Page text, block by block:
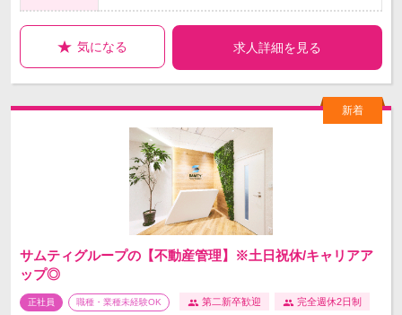
気になる 求人詳細を見る
サムティグループの【不動産管理】※土日祝休/キャリアア
ップ◎
正社員 職種・業種未経験OK 第二新卒歓迎 完全週休2日制